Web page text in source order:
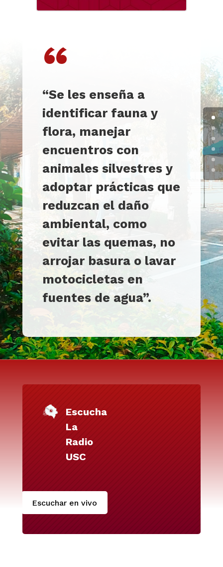
“
“Se les enseña a
identificar fauna y
flora, manejar
encuentros con
animales silvestres y
adoptar prácticas que
reduzcan el daño
ambiental, como
evitar las quemas, no
arrojar basura o lavar
motocicletas en
fuentes de agua”.
Escucha
La
Radio
USC
Escuchar en vivo